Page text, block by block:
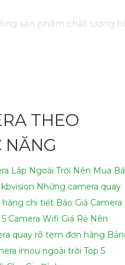
sản phẩm chất lượng
quả.
lại Cung cấp cho công
THEO
NĂNG
Lắp Ngoài Trời Nên Mua
Những camera quay
chi tiết Báo Giá Camera
5 Camera Wifi Giá Rẻ Nên
quay rõ tem đơn hàng
imou ngoài trời Top 5